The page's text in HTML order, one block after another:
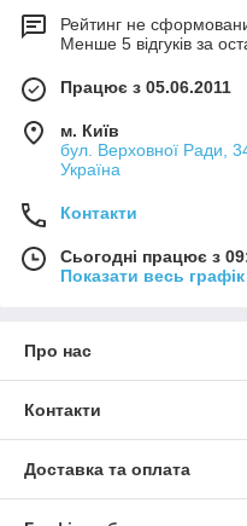
Рейтинг не
Менше 5 відгуків за
Працює з 05.06.2011
м. Київ
бул. Верховної Ради,
Україна
Контакти
Сьогодні працює з
Показати весь
Про нас
Контакти
Доставка та оплата